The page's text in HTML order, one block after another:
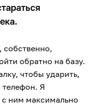
собственно,
обратно на базу.
чтобы ударить,
телефон. Я
с ним максимально